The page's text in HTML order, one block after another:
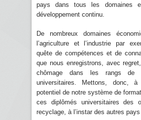
pays dans tous les domaines
développement continu.
De nombreux domaines
l’agriculture et l’industrie par
quête de compétences et de
que nous enregistrons, avec
chômage dans les rangs de
universitaires. Mettons, donc,
potentiel de notre système de
ces diplômés universitaires des
recyclage, à l’instar des autres pays